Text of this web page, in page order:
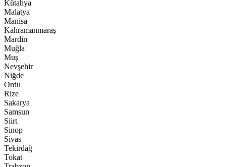
Kütahya
Malatya
Manisa
Kahramanmaraş
Mardin
Muğla
Muş
Nevşehir
Niğde
Ordu
Rize
Sakarya
Samsun
Siirt
Sinop
Sivas
Tekirdağ
Tokat